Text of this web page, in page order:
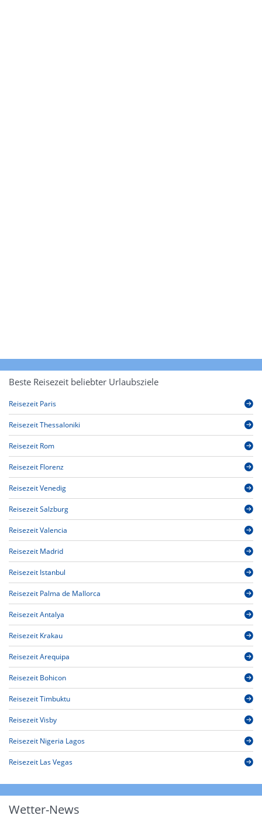
Beste Reisezeit beliebter Urlaubsziele
Reisezeit Paris
Reisezeit Thessaloniki
Reisezeit Rom
Reisezeit Florenz
Reisezeit Venedig
Reisezeit Salzburg
Reisezeit Valencia
Reisezeit Madrid
Reisezeit Istanbul
Reisezeit Palma de Mallorca
Reisezeit Antalya
Reisezeit Krakau
Reisezeit Arequipa
Reisezeit Bohicon
Reisezeit Timbuktu
Reisezeit Visby
Reisezeit Nigeria Lagos
Reisezeit Las Vegas
Wetter-News